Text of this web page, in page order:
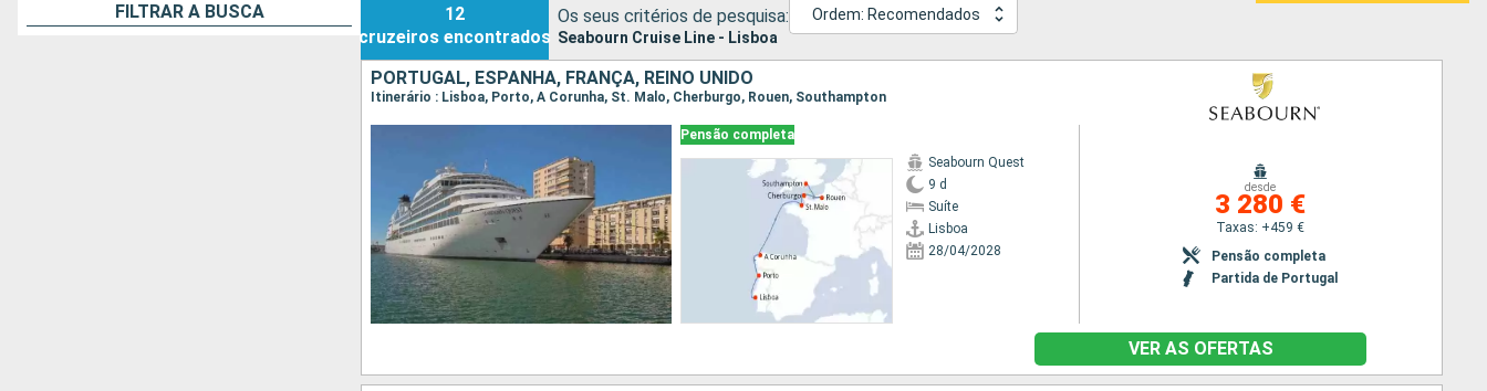
FILTRAR A BUSCA
12
cruzeiros encontrados
Os seus critérios de pesquisa:
Seabourn Cruise Line - Lisboa
Ordem: Recomendados
PORTUGAL, ESPANHA, FRANÇA, REINO UNIDO
Itinerário : Lisboa, Porto, A Corunha, St. Malo, Cherburgo, Rouen, Southampton
Pensão completa
Seabourn Quest
9 d
Suíte
Lisboa
28/04/2028
desde
3 280 €
Taxas: +459 €
Pensão completa
Partida de Portugal
VER AS OFERTAS